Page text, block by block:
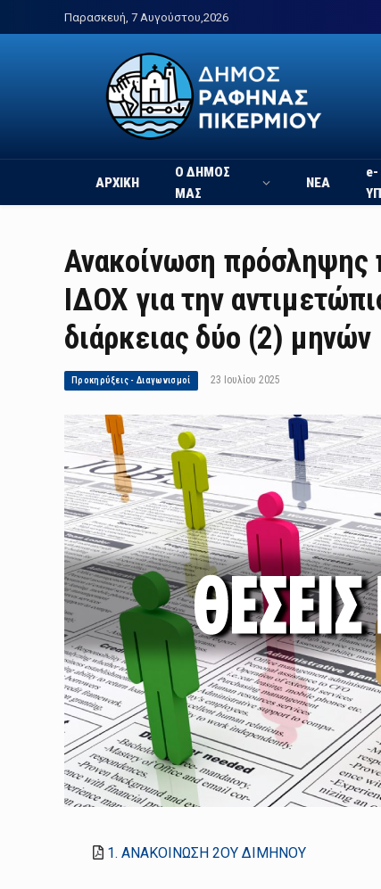
Παρασκευή, 7 Αυγούστου,2026
ΑΡΧΙΚΗ
Ο ΔΗΜΟΣ
ΜΑΣ
ΝΕΑ
e-
Ανακοίνωση πρόσληψης
ΙΔΟΧ για την
διάρκειας δύο (2) μηνών
Προκηρύξεις - Διαγωνισμοί 23 Ιουλίου 2025
1. ΑΝΑΚΟΙΝΩΣΗ 2ΟΥ ΔΙΜΗΝΟΥ